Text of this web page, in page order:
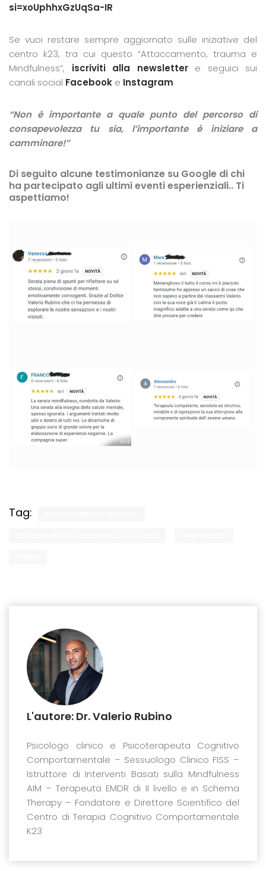
si=xoUphhxGzUqSa-IR
Se vuoi restare sempre aggiornato sulle iniziative del
centro k23, tra cui questo “Attaccamento, trauma e
Mindfulness”,
iscriviti alla newslettere seguici sui
canali social Facebook e Instagram.
“Non è importante a quale punto del percorso di
consapevolezza tu sia, l’importante è iniziare a
camminare!”
Di seguito alcune testimonianze su Google di chi
ha partecipato agli ultimi eventi esperienziali.. Ti
aspettiamo!
Tag:
L'autore: Dr. Valerio Rubino
Psicologo clinico e Psicoterapeuta Cognitivo
Comportamentale – Sessuologo Clinico FISS –
Istruttore di Interventi Basati sulla Mindfulness
AIM – Terapeuta EMDR di II livello e in Schema
Therapy – Fondatore e Direttore Scientifico del
Centro di Terapia Cognitivo Comportamentale
K23